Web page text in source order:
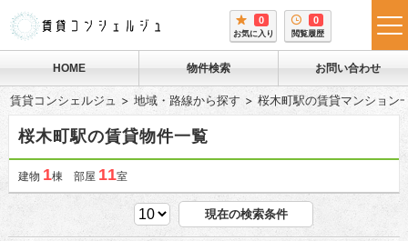
0
お気に入り
0
閲覧履歴
HOME 物件検索 お問い合わせ
賃貸コンシェルジュ 地域・路線から探す 桜木町駅の賃貸マンション
桜木町駅の賃貸物件一覧
建物 1棟 部屋 11室
現在の検索条件